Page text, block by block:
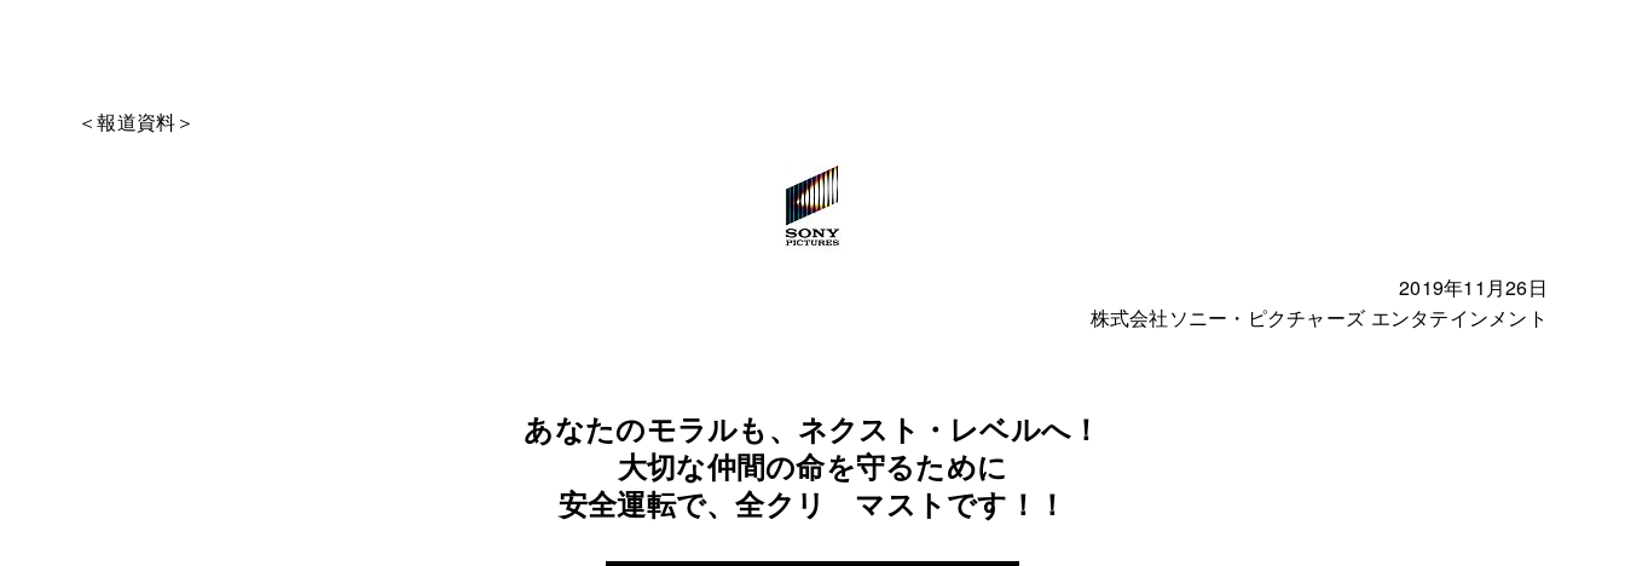
＜報道資料＞
2019年11月26日
株式会社ソニー・ピクチャーズ エンタテインメント
あなたのモラルも、ネクスト・レベルへ！
大切な仲間の命を守るために
安全運転で、全クリ マストです！！